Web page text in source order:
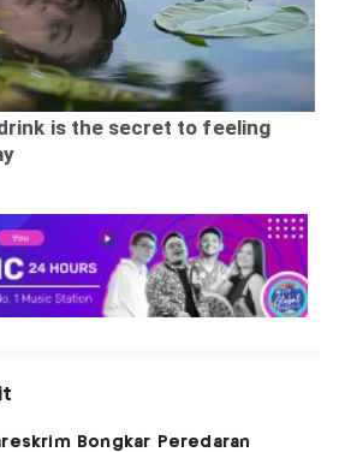
Bongkar Peredaran